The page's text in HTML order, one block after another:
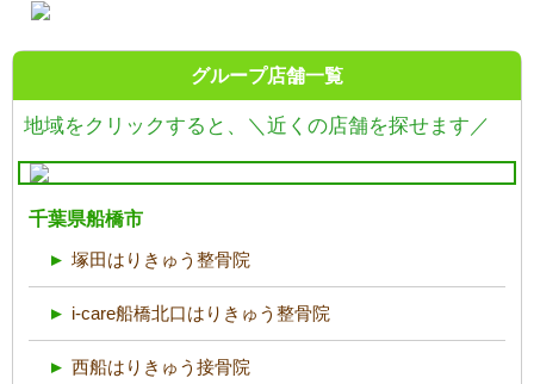
グループ店舗一覧
地域をクリックすると、 ＼近くの店舗を探せます／
千葉県船橋市
塚田はりきゅう整骨院
i-care船橋北口はりきゅう整骨院
西船はりきゅう接骨院